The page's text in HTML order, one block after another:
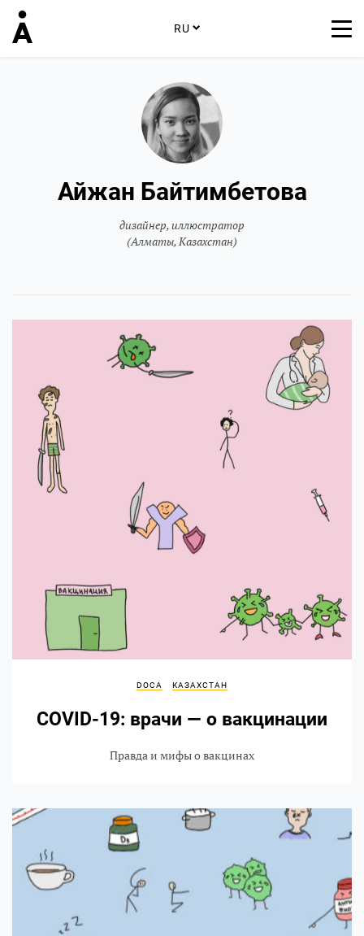
RU
Айжан Байтимбетова
дизайнер, иллюстратор
(Алматы, Казахстан)
DOCA КАЗАХСТАН
COVID-19: врачи — о вакцинации
Правда и мифы о вакцинах